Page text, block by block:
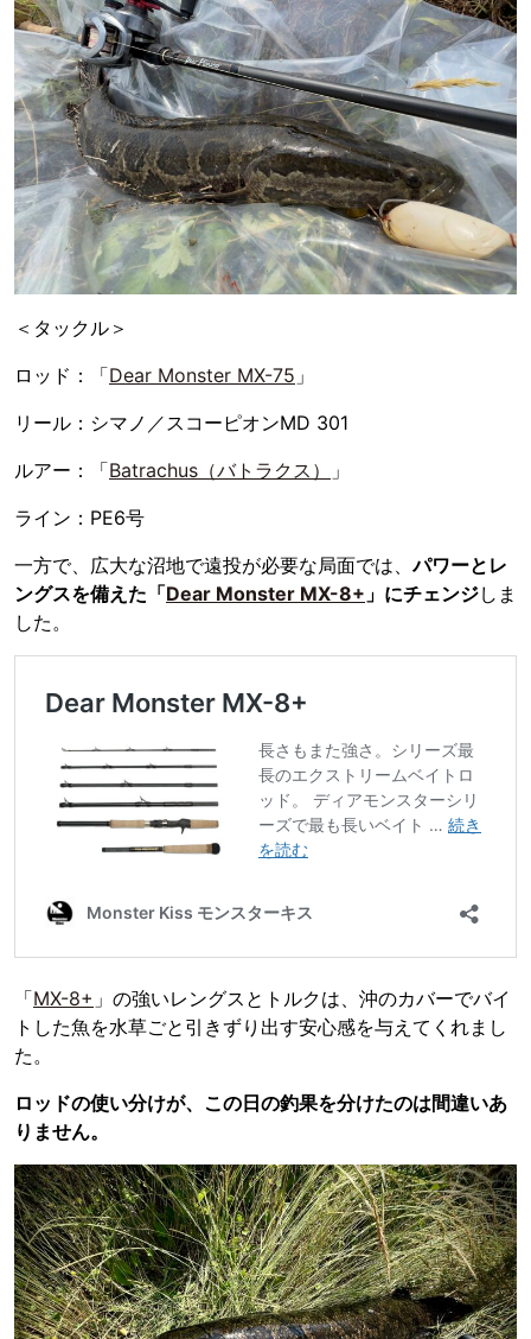
＜タックル＞
ロッド：「Dear Monster MX-75 」
リール：シマノ／スコーピオンMD 301
ルアー：「Batrachus（バトラクス）
」
ライン：PE6号
一方で、広大な沼地で遠投が必要な局面では、パワーとレ
ングスを備えた「Dear Monster MX-8+ 」にチェンジしま
した。
「MX-8+ 」の強いレングスとトルクは、沖のカバーでバイ
トした魚を水草ごと引きずり出す安心感を与えてくれまし
た。
ロッドの使い分けが、この日の釣果を分けたのは間違いあ
りません。